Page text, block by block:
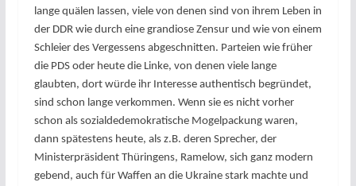
lange quälen lassen, viele von denen sind von ihrem Leben in
der DDR wie durch eine grandiose Zensur und wie von einem
Schleier des Vergessens abgeschnitten. Parteien wie früher
die PDS oder heute die Linke, von denen viele lange
glaubten, dort würde ihr Interesse authentisch begründet,
sind schon lange verkommen. Wenn sie es nicht vorher
schon als sozialdedemokratische Mogelpackung waren,
dann spätestens heute, als z.B. deren Sprecher, der
Ministerpräsident Thüringens, Ramelow, sich ganz modern
gebend, auch für Waffen an die Ukraine stark machte und